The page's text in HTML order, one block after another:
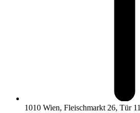
1010 Wien, Fleischmarkt 26, Tür 11